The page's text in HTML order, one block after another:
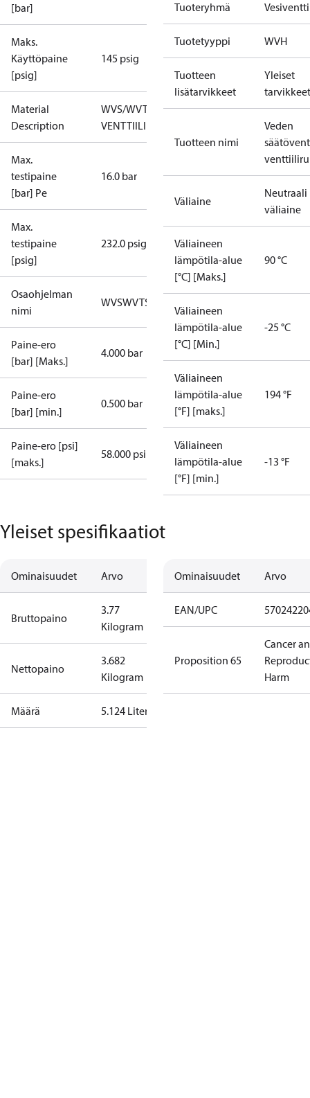
[bar]
Maks.
Käyttöpaine
[psig]
145 psig
Material
Description
WVS/WVTS32
VENTTIILIRUNKO
Max.
testipaine
[bar] Pe
16.0 bar
Max.
testipaine
[psig]
232.0 psig
Osaohjelman
nimi
WVSWVTS
Paine-ero
[bar] [Maks.]
4.000 bar
Paine-ero
[bar] [min.]
0.500 bar
Paine-ero [psi]
[maks.]
58.000 psi
Tuoteryhmä
Tuotetyyppi WVH
Tuotteen
lisätarvikkeet
Yleiset
tarvikkeet
Tuotteen nimi
Veden
Väliaine
Neutraali
väliaine
Väliaineen
lämpötila-alue
[°C] [Maks.]
90 °C
Väliaineen
lämpötila-alue
[°C] [Min.]
-25 °C
Väliaineen
lämpötila-alue
[°F] [maks.]
194 °F
Väliaineen
lämpötila-alue
[°F] [min.]
-13 °F
Yleiset spesifikaatiot
Ominaisuudet Arvo
Bruttopaino
3.77
Kilogram
Nettopaino
3.682
Kilogram
Määrä 5.124 Liter
Ominaisuudet Arvo
EAN/UPC
Proposition 65
Cancer
Harm